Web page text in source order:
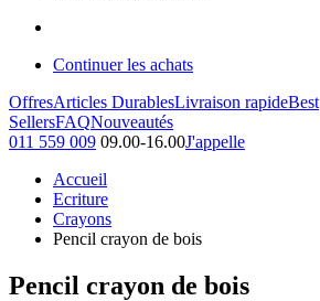
Continuer les achats
OffresArticles DurablesLivraison rapideBest
SellersFAQNouveautés
011 559 009 09.00-16.00J'appelle
Accueil
Ecriture
Crayons
Pencil crayon de bois
Pencil crayon de bois